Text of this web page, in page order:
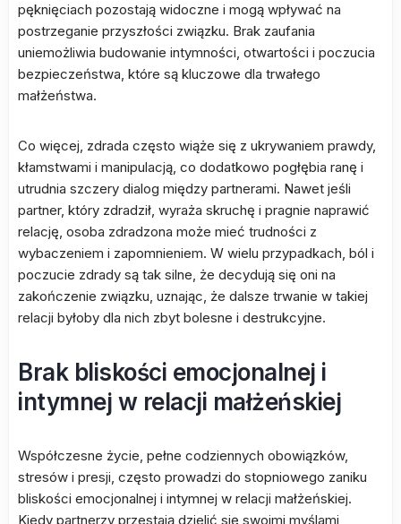
pęknięciach pozostają widoczne i mogą wpływać na
postrzeganie przyszłości związku. Brak zaufania
uniemożliwia budowanie intymności, otwartości i poczucia
bezpieczeństwa, które są kluczowe dla trwałego
małżeństwa.
Co więcej, zdrada często wiąże się z ukrywaniem prawdy,
kłamstwami i manipulacją, co dodatkowo pogłębia ranę i
utrudnia szczery dialog między partnerami. Nawet jeśli
partner, który zdradził, wyraża skruchę i pragnie naprawić
relację, osoba zdradzona może mieć trudności z
wybaczeniem i zapomnieniem. W wielu przypadkach, ból i
poczucie zdrady są tak silne, że decydują się oni na
zakończenie związku, uznając, że dalsze trwanie w takiej
relacji byłoby dla nich zbyt bolesne i destrukcyjne.
Brak bliskości emocjonalnej i
intymnej w relacji małżeńskiej
Współczesne życie, pełne codziennych obowiązków,
stresów i presji, często prowadzi do stopniowego zaniku
bliskości emocjonalnej i intymnej w relacji małżeńskiej.
Kiedy partnerzy przestają dzielić się swoimi myślami,